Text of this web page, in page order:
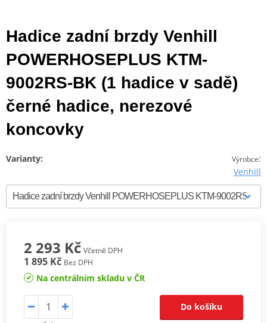
Hadice zadní brzdy Venhill
POWERHOSEPLUS KTM-
9002RS-BK (1 hadice v sadě)
černé hadice, nerezové
koncovky
Výrobce:
Venhill
Varianty:
2 293 Kč Včetně DPH
1 895 Kč Bez DPH
Na centrálním skladu v ČR
Do košíku